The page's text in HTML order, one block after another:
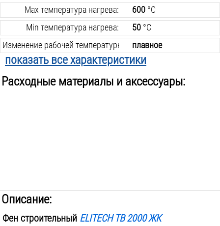
Max температура нагрева:
600°C
Min температура нагрева:
50°C
Изменение рабочей температуры:
плавное
Дисплей:
есть
Насадки в комплекте:
есть
показать все характеристики
Расходные материалы и аксессуары:
Описание:
Фен строительный ELITECH ТВ 2000 ЖК